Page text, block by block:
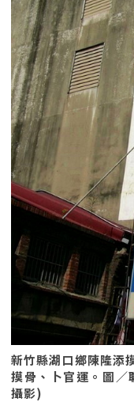
新竹縣湖口鄉陳隆添
摸骨、卜官運。圖
攝影)